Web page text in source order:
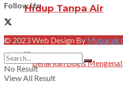
Hidup Tanpa Air
DAKWAH KAMPUS
Follow Us
© 2023 Web Design By Mubarak
No Result
View All Result